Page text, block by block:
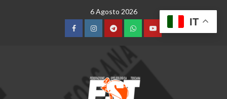
6 Agosto 2026
FacebookInstagramTelegramWhatsAppYouTube
IT